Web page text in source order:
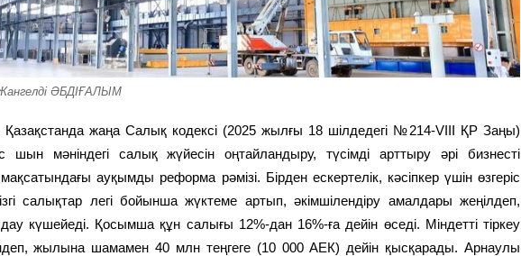
ӘБДІҒАЛЫМ
Қазақстанда жаңа Салық кодексі (2025 жылғы 18 шілдедегі №214-VIII ҚР Заңы)
шын мәніндегі салық жүйесін оңтайландыру, түсімді арттыру әрі бизнесті
ауқымды реформа рәмізі. Бірден ескертелік, кәсіпкер үшін өзгеріс
салықтар легі бойынша жүктеме артып, әкімшілендіру амалдары жеңілдеп,
күшейеді. Қосымша құн салығы 12%-дан 16%-ға дейін өседі. Міндетті тіркеу
жылына шамамен 40 млн теңгеге (10 000 АЕК) дейін қысқарады. Арнаулы